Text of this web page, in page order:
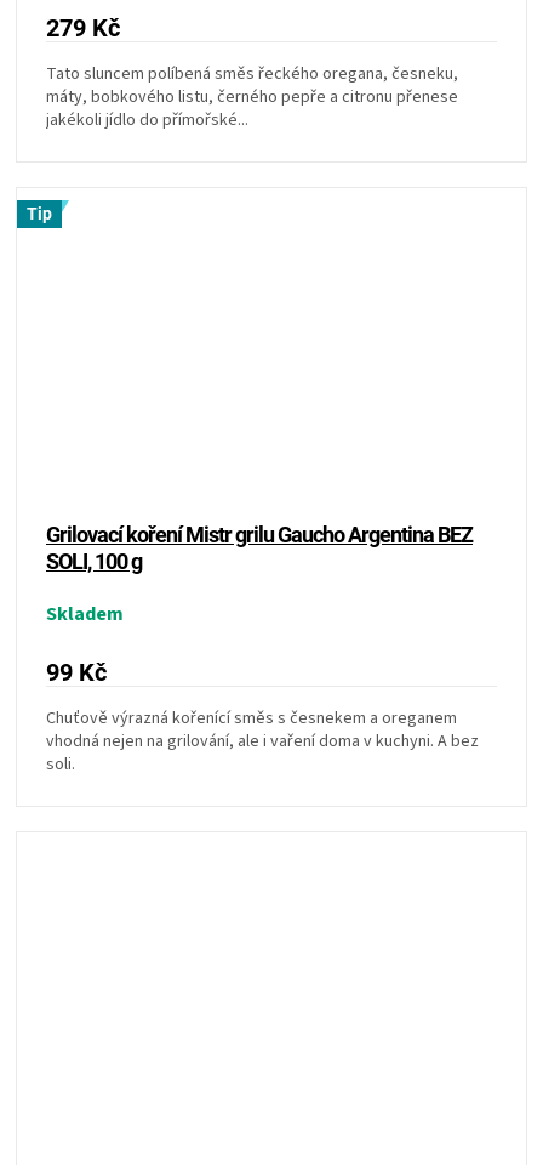
279 Kč
Tato sluncem políbená směs řeckého oregana, česneku,
máty, bobkového listu, černého pepře a citronu přenese
jakékoli jídlo do přímořské...
Tip
Grilovací koření Mistr grilu Gaucho Argentina BEZ
SOLI, 100 g
Skladem
99 Kč
Chuťově výrazná kořenící směs s česnekem a oreganem
vhodná nejen na grilování, ale i vaření doma v kuchyni. A bez
soli.